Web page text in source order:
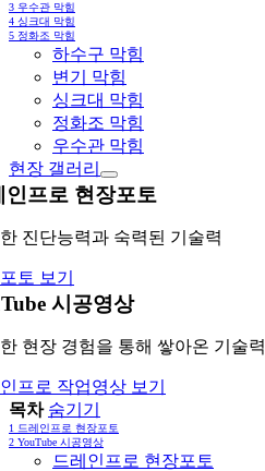
3 우수관 막힘
4 싱크대 막힘
5 정화조 막힘
하수구 막힘
변기 막힘
싱크대 막힘
정화조 막힘
우수관 막힘
현장 갤러리
인프로 현장포토
진단능력과 숙력된 기술력
토 보기
시공영상
현장 경험을 통해 쌓아온 기술력
프로 작업영상 보기
목차 숨기기
1 드레인프로 현장포토
2 YouTube 시공영상
드레인프로 현장포토